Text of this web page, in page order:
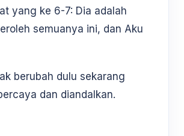
yang ke 6-7: Dia adalah
semuanya ini, dan Aku
berubah dulu sekarang
dan diandalkan.